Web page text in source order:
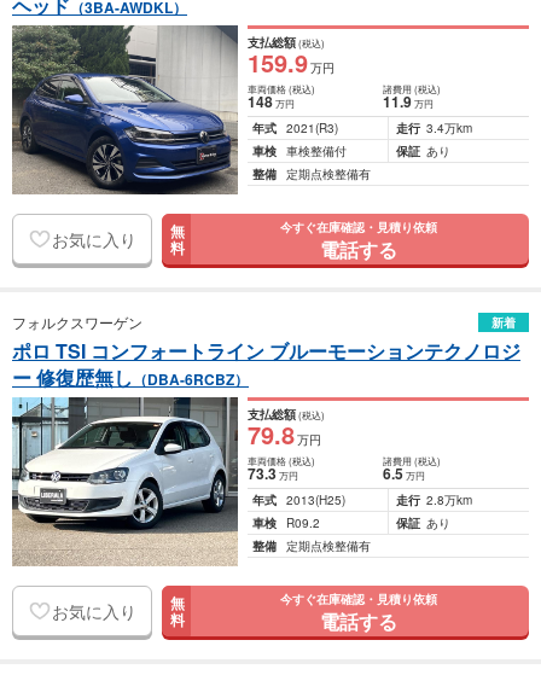
（3BA-AWDKL）
支払総額(税込)
159.9万円
車両価格(税込)
148万円
諸費用 (税込)
11.9 万円
年式 2021(R3) 走行 3.4万km
車検 車検整備付 保証 あり
整備 定期点検整備有
お気に入り 無
料
今すぐ在庫確認・見積り依頼
電話する
フォルクスワーゲン 新着
ポロ TSI コンフォートライン ブルーモーションテクノロジ
ー 修復歴無し （DBA-6RCBZ）
支払総額(税込)
79.8万円
車両価格(税込)
73.3万円
諸費用 (税込)
6.5 万円
年式 2013(H25) 走行 2.8万km
車検
R09.2 保証 あり
整備 定期点検整備有
お気に入り 無
料
今すぐ在庫確認・見積り依頼
電話する